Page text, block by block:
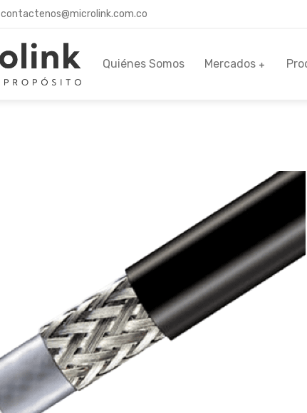
contactenos@microlink.com.co
Quiénes Somos Mercados